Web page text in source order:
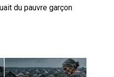
du pauvre garçon